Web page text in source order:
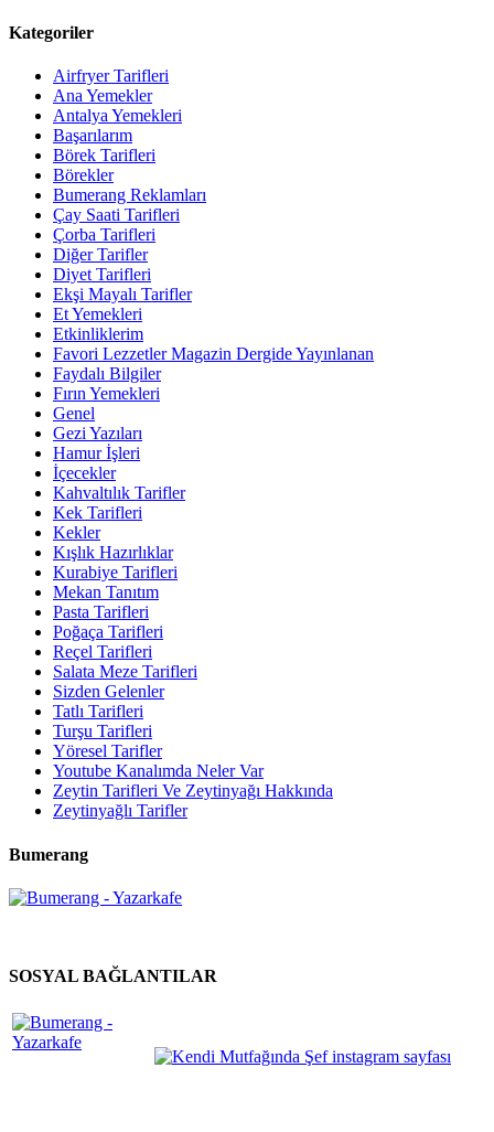
Kategoriler
Airfryer Tarifleri
Ana Yemekler
Antalya Yemekleri
Başarılarım
Börek Tarifleri
Börekler
Bumerang Reklamları
Çay Saati Tarifleri
Çorba Tarifleri
Diğer Tarifler
Diyet Tarifleri
Ekşi Mayalı Tarifler
Et Yemekleri
Etkinliklerim
Favori Lezzetler Magazin Dergide Yayınlanan
Faydalı Bilgiler
Fırın Yemekleri
Genel
Gezi Yazıları
Hamur İşleri
İçecekler
Kahvaltılık Tarifler
Kek Tarifleri
Kekler
Kışlık Hazırlıklar
Kurabiye Tarifleri
Mekan Tanıtım
Pasta Tarifleri
Poğaça Tarifleri
Reçel Tarifleri
Salata Meze Tarifleri
Sizden Gelenler
Tatlı Tarifleri
Turşu Tarifleri
Yöresel Tarifler
Youtube Kanalımda Neler Var
Zeytin Tarifleri Ve Zeytinyağı Hakkında
Zeytinyağlı Tarifler
Bumerang
SOSYAL BAĞLANTILAR